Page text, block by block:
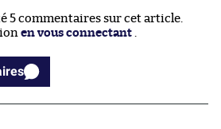
5 commentaires sur cet article.
en vous connectant .